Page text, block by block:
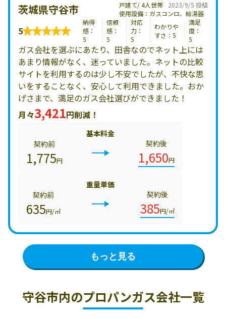
2023/9/5 投稿
茨城県守谷市
戸建て/ 4人世帯
使用設備：ガスコンロ、給湯器
5
納得
感：
5
信頼
感：
5
対応
力：
5
わかりや
すさ：5
満足
度：
5
ガス会社を選ぶにあたり、田舎なのでネット上には
あまり情報がなく、迷っていました。ネットの比較
サイトを利用するのは少し不安でしたが、不快な思
いをすることなく、安心して利用できました。おか
げさまで、満足のガス会社選びができました！
月々3,421円削減！
基本料金
契約前
1,775円
契約後
1,650円
重量単価
契約前
635円/㎥
契約後
385円/㎥
もっと見る
守谷市内のプロパンガス会社一覧